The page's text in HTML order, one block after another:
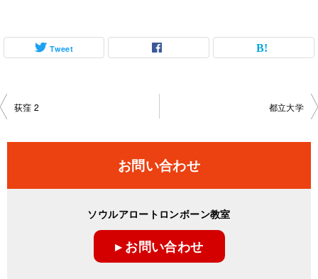
Tweet
投
ビ
荻窪 2 都立大学
お問い合わせ
ソウルアロートロンボーン教室
▸ お問い合わせ